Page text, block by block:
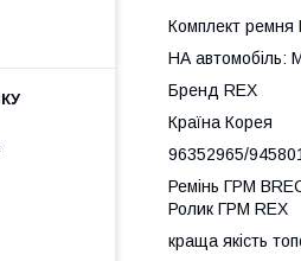
Комплект ремня
НА автомобіль:
Бренд REX
Країна Корея
96352965/
Ремінь ГРМ
Ролик ГРМ REX
краща якість